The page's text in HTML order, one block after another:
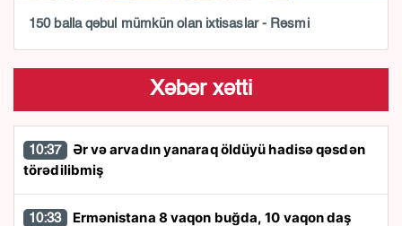
150 balla qəbul mümkün olan ixtisaslar - Rəsmi
Xəbər xətti
10:37
törədilibmiş
10:33